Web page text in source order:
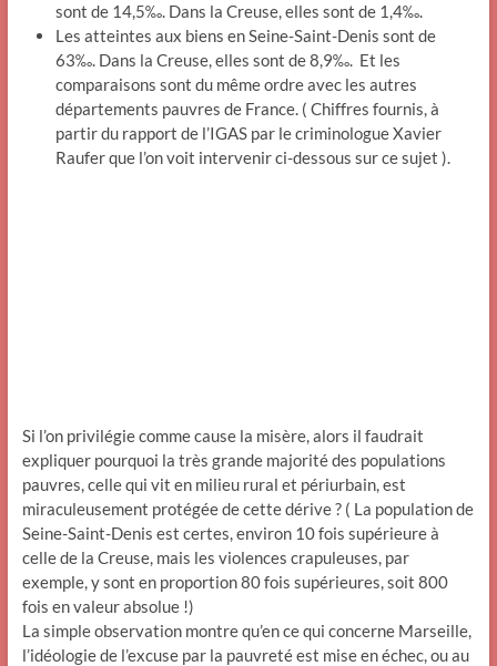
sont de 14,5‰. Dans la Creuse, elles sont de 1,4‰.
Les atteintes aux biens en Seine-Saint-Denis sont de
63‰. Dans la Creuse, elles sont de 8,9‰. Et les
comparaisons sont du même ordre avec les autres
départements pauvres de France. ( Chiffres fournis, à
partir du rapport de l’IGAS par le criminologue Xavier
Raufer que l’on voit intervenir ci-dessous sur ce sujet ).
Si l’on privilégie comme cause la misère, alors il faudrait
expliquer pourquoi la très grande majorité des populations
pauvres, celle qui vit en milieu rural et périurbain, est
miraculeusement protégée de cette dérive ? ( La population de
Seine-Saint-Denis est certes, environ 10 fois supérieure à
celle de la Creuse, mais les violences crapuleuses, par
exemple, y sont en proportion 80 fois supérieures, soit 800
fois en valeur absolue !)
La simple observation montre qu’en ce qui concerne Marseille,
l’idéologie de l’excuse par la pauvreté est mise en échec, ou au